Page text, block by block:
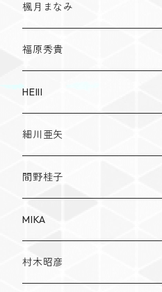
楓月まなみ
福原秀貴
HElll
細川亜矢
間野桂子
MIKA
村木昭彦